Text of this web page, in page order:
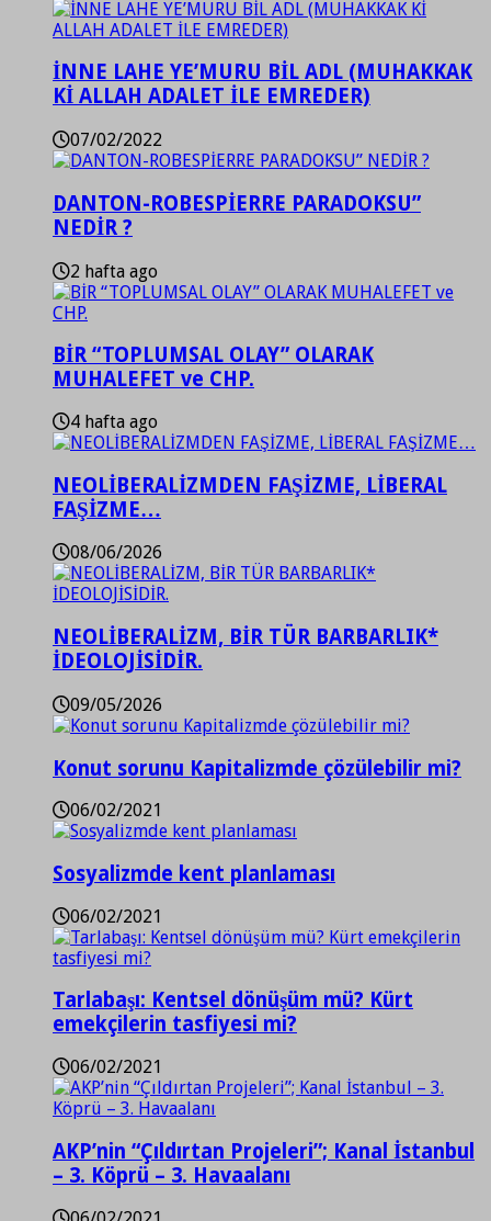
İNNE LAHE YE’MURU BİL ADL (MUHAKKAK
Kİ ALLAH ADALET İLE EMREDER)
07/02/2022
DANTON-ROBESPİERRE PARADOKSU”
NEDİR ?
2 hafta ago
BİR “TOPLUMSAL OLAY” OLARAK
MUHALEFET ve CHP.
4 hafta ago
NEOLİBERALİZMDEN FAŞİZME, LİBERAL
FAŞİZME…
08/06/2026
NEOLİBERALİZM, BİR TÜR BARBARLIK*
İDEOLOJİSİDİR.
09/05/2026
Konut sorunu Kapitalizmde çözülebilir mi?
06/02/2021
Sosyalizmde kent planlaması
06/02/2021
Tarlabaşı: Kentsel dönüşüm mü? Kürt
emekçilerin tasfiyesi mi?
06/02/2021
AKP’nin “Çıldırtan Projeleri”; Kanal İstanbul
– 3. Köprü – 3. Havaalanı